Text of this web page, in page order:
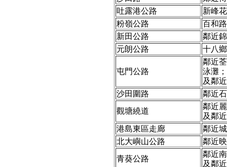
吐露港公路
新峰
粉嶺公路
百和
新田公路
鄰近
元朗公路
十八
屯門公路
鄰近
泳灘
及鄰
沙田圍路
鄰近
觀塘繞道
鄰近
及鄰
港島東區走廊
鄰近
北大嶼山公路
鄰近
青葵公路
鄰近
及鄰